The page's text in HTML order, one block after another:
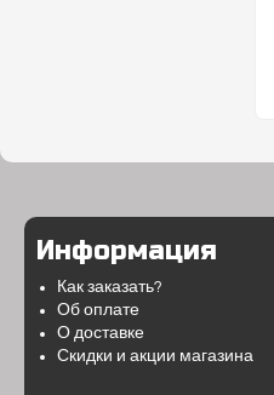
Информация
Как заказать?
Об оплате
О доставке
Скидки и акции магазина